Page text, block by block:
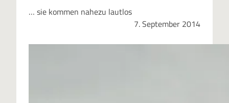
… sie kommen nahezu lautlos
7. September 2014